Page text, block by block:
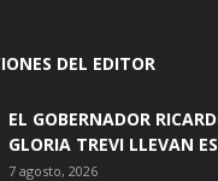
DEL EDITOR
EL GOBERNADOR
GLORIA TREVI LLEVAN
7 agosto, 2026